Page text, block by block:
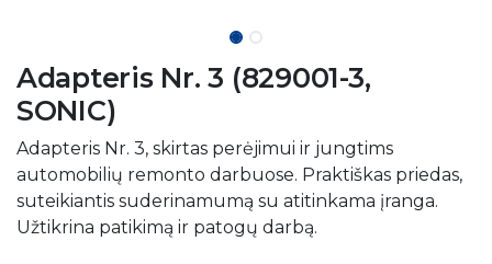
Adapteris Nr. 3 (829001-3,
SONIC)
Adapteris Nr. 3, skirtas perėjimui ir jungtims
automobilių remonto darbuose. Praktiškas priedas,
suteikiantis suderinamumą su atitinkama įranga.
Užtikrina patikimą ir patogų darbą.